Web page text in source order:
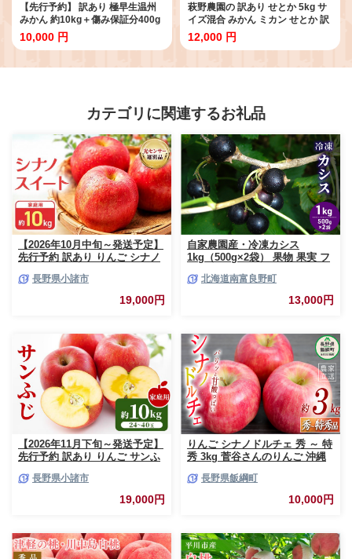
【先行予約】 訳あり 極早生温州
みかん 約10kg＋傷み保証分400g
2S～3Lサイズおまかせ 【2026年
9月下旬から10月中旬までに順次
リ わけあり ミカン 蜜柑 柑橘 果物
10,000 円
萩野農園の 訳あり せとか 5kg サ
イズ混合 みかん ミカン せとか 訳
アリ わけあり 家庭用 柑橘 果物 く
だもの フルーツ 旬 産地直送 農家
までに順次発送予定】
12,000 円
カテゴリに関連するお礼品
【2026年10月中旬～発送予定】
先行予約 訳あり りんご シナノ
庭用 フルーツ 果物 甘い 訳あり
長野県小諸市
19,000円
自家農園産・冷凍カシス
1kg（500g×2袋） 果物 果実 フ
北海道南富良野町
13,000円
【2026年11月下旬～発送予定】
先行予約 訳あり りんご サンふ
フルーツ 果物 甘い おいしい 林
長野県小諸市
19,000円
りんご シナノドルチェ 秀 ～ 特
秀 3kg 菅谷さんのりんご 沖縄
頃から2026年10月上旬頃まで順
次発送予定 令和8年度出荷分 長
長野県飯綱町
10,000円